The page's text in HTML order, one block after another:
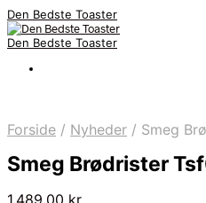
Den Bedste Toaster
Den Bedste Toaster
Forside / Nyheder / Smeg
Smeg Brødrister